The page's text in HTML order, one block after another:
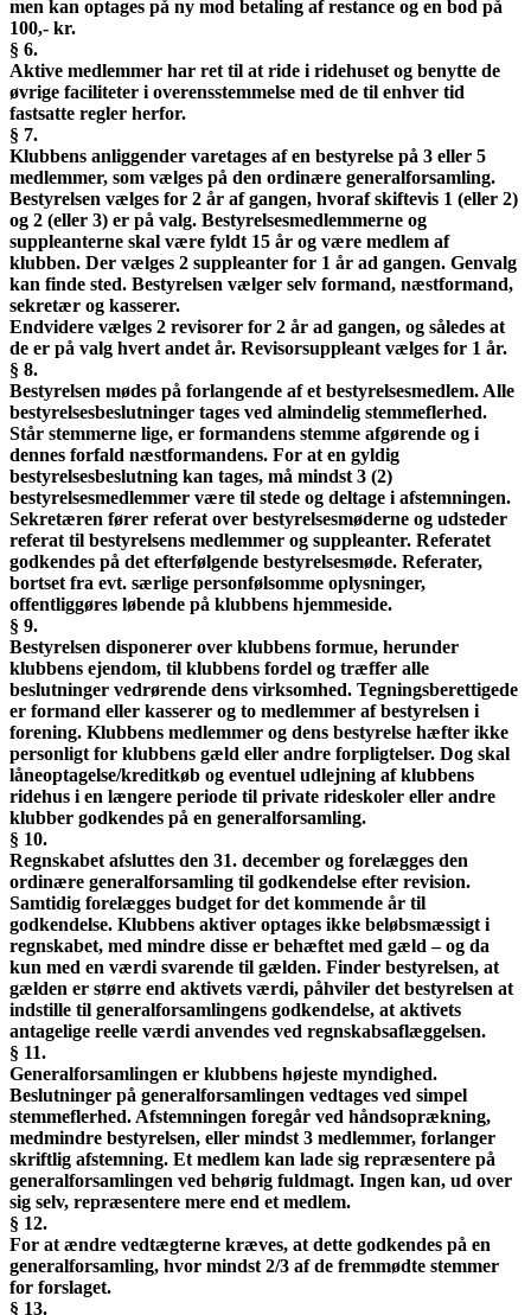
men kan optages på ny mod betaling af restance og en bod på
100,- kr.
§ 6.
Aktive medlemmer har ret til at ride i ridehuset og benytte de
øvrige faciliteter i overensstemmelse med de til enhver tid
fastsatte regler herfor.
§ 7.
Klubbens anliggender varetages af en bestyrelse på 3 eller 5
medlemmer, som vælges på den ordinære generalforsamling.
Bestyrelsen vælges for 2 år af gangen, hvoraf skiftevis 1 (eller 2)
og 2 (eller 3) er på valg. Bestyrelsesmedlemmerne og
suppleanterne skal være fyldt 15 år og være medlem af
klubben. Der vælges 2 suppleanter for 1 år ad gangen. Genvalg
kan finde sted. Bestyrelsen vælger selv formand, næstformand,
sekretær og kasserer.
Endvidere vælges 2 revisorer for 2 år ad gangen, og således at
de er på valg hvert andet år. Revisorsuppleant vælges for 1 år.
§ 8.
Bestyrelsen mødes på forlangende af et bestyrelsesmedlem. Alle
bestyrelsesbeslutninger tages ved almindelig stemmeflerhed.
Står stemmerne lige, er formandens stemme afgørende og i
dennes forfald næstformandens. For at en gyldig
bestyrelsesbeslutning kan tages, må mindst 3 (2)
bestyrelsesmedlemmer være til stede og deltage i afstemningen.
Sekretæren fører referat over bestyrelsesmøderne og udsteder
referat til bestyrelsens medlemmer og suppleanter. Referatet
godkendes på det efterfølgende bestyrelsesmøde. Referater,
bortset fra evt. særlige personfølsomme oplysninger,
offentliggøres løbende på klubbens hjemmeside.
§ 9.
Bestyrelsen disponerer over klubbens formue, herunder
klubbens ejendom, til klubbens fordel og træffer alle
beslutninger vedrørende dens virksomhed. Tegningsberettigede
er formand eller kasserer og to medlemmer af bestyrelsen i
forening. Klubbens medlemmer og dens bestyrelse hæfter ikke
personligt for klubbens gæld eller andre forpligtelser. Dog skal
låneoptagelse/kreditkøb og eventuel udlejning af klubbens
ridehus i en længere periode til private rideskoler eller andre
klubber godkendes på en generalforsamling.
§ 10.
Regnskabet afsluttes den 31. december og forelægges den
ordinære generalforsamling til godkendelse efter revision.
Samtidig forelægges budget for det kommende år til
godkendelse. Klubbens aktiver optages ikke beløbsmæssigt i
regnskabet, med mindre disse er behæftet med gæld – og da
kun med en værdi svarende til gælden. Finder bestyrelsen, at
gælden er større end aktivets værdi, påhviler det bestyrelsen at
indstille til generalforsamlingens godkendelse, at aktivets
antagelige reelle værdi anvendes ved regnskabsaflæggelsen.
§ 11.
Generalforsamlingen er klubbens højeste myndighed.
Beslutninger på generalforsamlingen vedtages ved simpel
stemmeflerhed. Afstemningen foregår ved håndsoprækning,
medmindre bestyrelsen, eller mindst 3 medlemmer, forlanger
skriftlig afstemning. Et medlem kan lade sig repræsentere på
generalforsamlingen ved behørig fuldmagt. Ingen kan, ud over
sig selv, repræsentere mere end et medlem.
§ 12.
For at ændre vedtægterne kræves, at dette godkendes på en
generalforsamling, hvor mindst 2/3 af de fremmødte stemmer
for forslaget.
§ 13.